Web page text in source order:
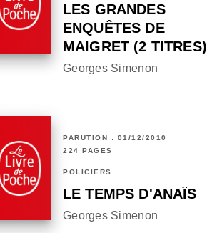
LES GRANDES
ENQUÊTES DE
MAIGRET (2 TITRES)
Georges Simenon
PARUTION : 01/12/2010
224 PAGES
POLICIERS
LE TEMPS D'ANAÏS
Georges Simenon